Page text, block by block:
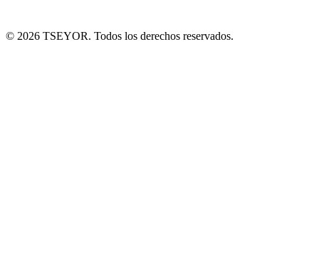
© 2026 TSEYOR. Todos los derechos reservados.